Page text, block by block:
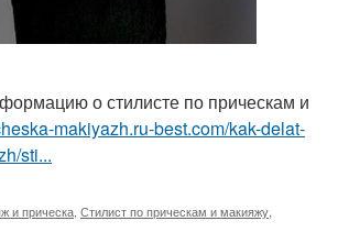
о стилисте по прическам и
makiyazh.ru-best.com/kak-delat-
sti...
и прическа Стилист по прическам и макияжу